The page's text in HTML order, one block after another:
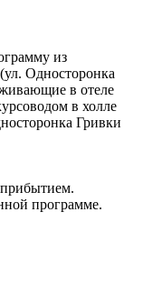
из
(ул. Односторонка
в отеле
в холле
Гривки
программе.